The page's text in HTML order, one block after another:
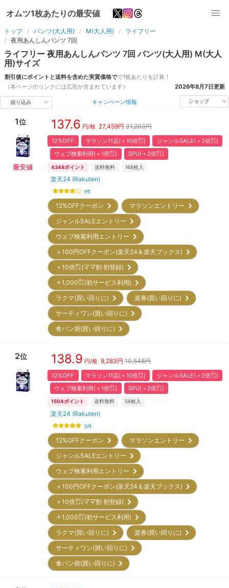
オムツ1枚あたりの最安値
トップ パンツ(大人用) M(大人用)
ライフリー
夜用あんしんパンツ 7回
ライフリー 夜用あんしんパンツ 7回 パンツ(大人用) M(大人
用)サイズ
割引後にポイントと送料を含めた実質価格でで1枚あたりを計算！
（本ページのリンクには広告が含まれています）
2026年8月7日更新
絞り込み キャンペーン情報 ショップ
1位
最安値
137.6 円/枚 27,459円 31,203円
12%OFF マラソン11店(＋10倍㌽)
ジャンルSALE(＋2倍㌽)
ウェブ検索利用(＋1倍㌽)
SPU(＋2倍㌽)
4348ポイント 送料無料 168枚入
楽天24 (Rakuten)
1件
12%OFFクーポン
マラソンエントリー
ジャンルSALEエントリー
ウェブ検索利用エントリー
＋100円OFFクーポン(楽天24＆楽天ブックス)
＋10倍㌽(ママ割 初登録)
＋1,000㌽(初サービス利用)
ラクマ(買い回りに)
楽券(買い回りに)
サーティワン(買い回りに)
食パン袋(買い回りに)
2位 138.9 円/枚 9,283円 10,548円
12%OFF マラソン11店(＋10倍㌽)
ジャンルSALE(＋2倍㌽)
ウェブ検索利用(＋1倍㌽)
SPU(＋2倍㌽)
1504ポイント 送料無料 56枚入
楽天24 (Rakuten)
3件
12%OFFクーポン
マラソンエントリー
ジャンルSALEエントリー
ウェブ検索利用エントリー
＋100円OFFクーポン(楽天24＆楽天ブックス)
＋10倍㌽(ママ割 初登録)
＋1,000㌽(初サービス利用)
ラクマ(買い回りに)
楽券(買い回りに)
サーティワン(買い回りに)
食パン袋(買い回りに)